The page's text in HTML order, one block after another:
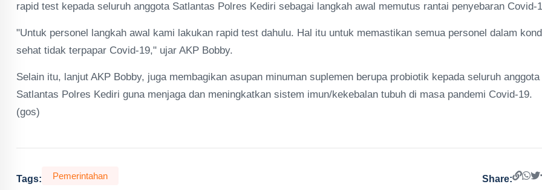
rapid test kepada seluruh anggota Satlantas Polres Kediri sebagai langkah awal memutus rantai penyebaran Covid-
"Untuk personel langkah awal kami lakukan rapid test dahulu. Hal itu untuk memastikan semua personel dalam
sehat tidak terpapar Covid-19," ujar AKP Bobby.
Selain itu, lanjut AKP Bobby, juga membagikan asupan minuman suplemen berupa probiotik kepada seluruh anggota
Satlantas Polres Kediri guna menjaga dan meningkatkan sistem imun/kekebalan tubuh di masa pandemi Covid-19.
(gos)
Tags: Pemerintahan Share: